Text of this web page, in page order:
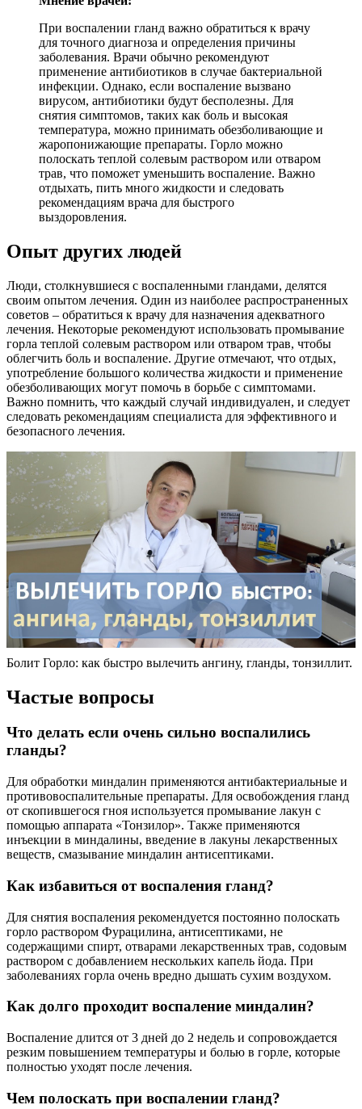
При воспалении гланд важно обратиться к врачу
для точного диагноза и определения причины
заболевания. Врачи обычно рекомендуют
применение антибиотиков в случае бактериальной
инфекции. Однако, если воспаление вызвано
вирусом, антибиотики будут бесполезны. Для
снятия симптомов, таких как боль и высокая
температура, можно принимать обезболивающие и
жаропонижающие препараты. Горло можно
полоскать теплой солевым раствором или отваром
трав, что поможет уменьшить воспаление. Важно
отдыхать, пить много жидкости и следовать
рекомендациям врача для быстрого
выздоровления.
Опыт других людей
Люди, столкнувшиеся с воспаленными гландами, делятся
своим опытом лечения. Один из наиболее распространенных
советов – обратиться к врачу для назначения адекватного
лечения. Некоторые рекомендуют использовать промывание
горла теплой солевым раствором или отваром трав, чтобы
облегчить боль и воспаление. Другие отмечают, что отдых,
употребление большого количества жидкости и применение
обезболивающих могут помочь в борьбе с симптомами.
Важно помнить, что каждый случай индивидуален, и следует
следовать рекомендациям специалиста для эффективного и
безопасного лечения.
Болит Горло: как быстро вылечить ангину, гланды, тонзиллит.
Частые вопросы
Что делать если очень сильно воспалились
гланды?
Для обработки миндалин применяются антибактериальные и
противовоспалительные препараты. Для освобождения гланд
от скопившегося гноя используется промывание лакун с
помощью аппарата «Тонзилор». Также применяются
инъекции в миндалины, введение в лакуны лекарственных
веществ, смазывание миндалин антисептиками.
Как избавиться от воспаления гланд?
Для снятия воспаления рекомендуется постоянно полоскать
горло раствором Фурацилина, антисептиками, не
содержащими спирт, отварами лекарственных трав, содовым
раствором с добавлением нескольких капель йода. При
заболеваниях горла очень вредно дышать сухим воздухом.
Как долго проходит воспаление миндалин?
Воспаление длится от 3 дней до 2 недель и сопровождается
резким повышением температуры и болью в горле, которые
полностью уходят после лечения.
Чем полоскать при воспалении гланд?